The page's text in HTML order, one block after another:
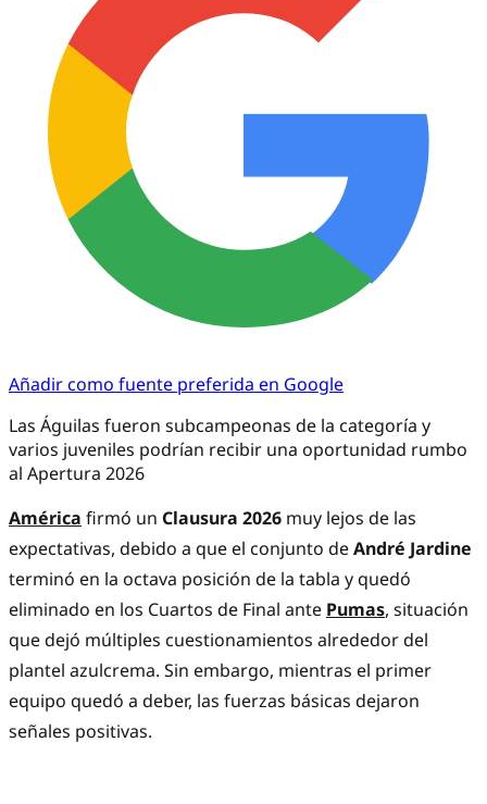
Añadir como fuente preferida en Google
Las Águilas fueron subcampeonas de la categoría y
varios juveniles podrían recibir una oportunidad rumbo
al Apertura 2026
América firmó un Clausura 2026 muy lejos de las
expectativas, debido a que el conjunto deAndré Jardine
terminó en la octava posición de la tabla y quedó
eliminado en los Cuartos de Final ante Pumas, situación
que dejó múltiples cuestionamientos alrededor del
plantel azulcrema. Sin embargo, mientras el primer
equipo quedó a deber, las fuerzas básicas dejaron
señales positivas.